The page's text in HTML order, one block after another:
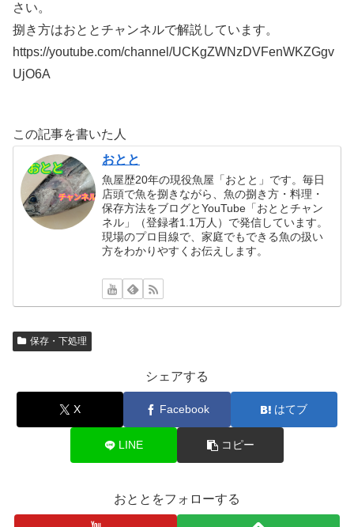
さい。
捌き方はおととチャンネルで解説しています。
https://youtube.com/channel/UCKgZWNzDVFenWKZGgv
UjO6A
この記事を書いた人
おとと
魚屋歴20年の現役魚屋「おとと」です。毎日
店頭で魚を捌きながら、魚の捌き方・料理・
保存方法をブログとYouTube「おととチャン
ネル」（登録者1.1万人）で発信しています。
現場のプロ目線で、家庭でもできる魚の扱い
方をわかりやすくお伝えします。
保存・下処理
シェアする
X Facebook はてブ
LINE コピー
おととをフォローする